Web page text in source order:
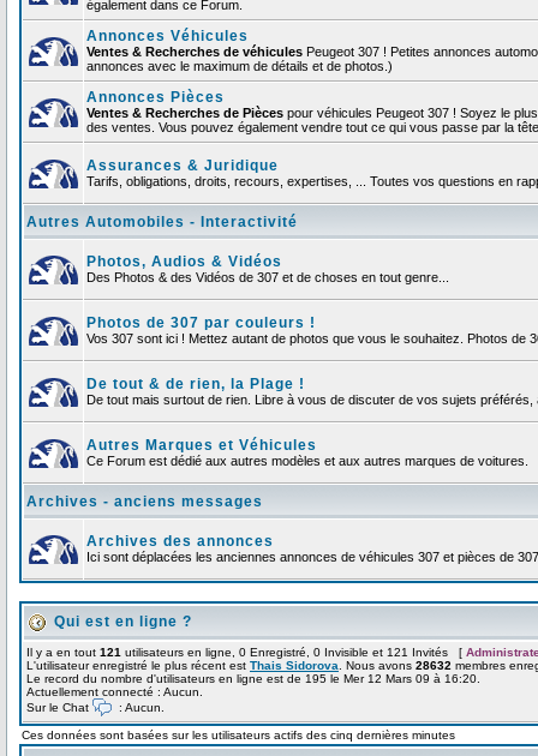
également dans ce Forum.
Annonces Véhicules
Ventes & Recherches de véhicules Peugeot 307 ! Petites annonces
annonces avec le maximum de détails et de photos.)
Annonces Pièces
Ventes & Recherches de Pièces pour véhicules Peugeot 307 ! Soyez le
des ventes. Vous pouvez également vendre tout ce qui vous passe par la
Assurances & Juridique
Tarifs, obligations, droits, recours, expertises, ... Toutes vos questions en
Autres Automobiles - Interactivité
Photos, Audios & Vidéos
Des Photos & des Vidéos de 307 et de choses en tout genre...
Photos de 307 par couleurs !
Vos 307 sont ici ! Mettez autant de photos que vous le souhaitez. Photos de
De tout & de rien, la Plage !
De tout mais surtout de rien. Libre à vous de discuter de vos sujets
Autres Marques et Véhicules
Ce Forum est dédié aux autres modèles et aux autres marques de voitures.
Archives - anciens messages
Archives des annonces
Ici sont déplacées les anciennes annonces de véhicules 307 et pièces de 307
Qui est en ligne ?
Il y a en tout 121 utilisateurs en ligne, 0 Enregistré, 0 Invisible et 121 Invités [
L'utilisateur enregistré le plus récent est Thais Sidorova . Nous avons 28632 membres
Le record du nombre d'utilisateurs en ligne est de 195 le Mer 12 Mars 09 à 16:20.
Actuellement connecté : Aucun.
Sur le Chat
: Aucun.
Ces données sont basées sur les utilisateurs actifs des cinq dernières minutes